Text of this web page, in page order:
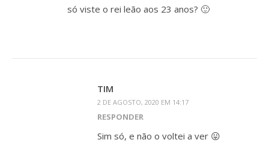
só viste o rei leão aos 23 anos? 🙂
TIM
2 DE AGOSTO, 2020 EM 14:17
RESPONDER
Sim só, e não o voltei a ver 😛